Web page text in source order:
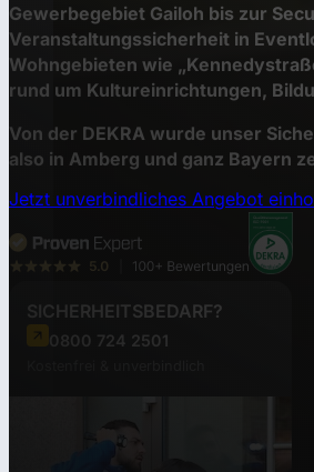
Gewerbegebiet Gailoh bis zur
Veranstaltungssicherheit in
Wohngebieten wie
rund um Kultureinrichtungen,
Von der DEKRA wurde unser
also in Amberg und ganz Bayern
Jetzt unverbindliches Angebot
SICHERHEITSBEDARF?
0800 724 2501